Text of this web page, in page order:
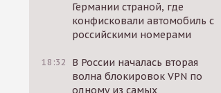
Германии страной, где
конфисковали автомобиль с
российскими номерами
18:32
В России началась вторая
волна блокировок VPN по
одному из самых